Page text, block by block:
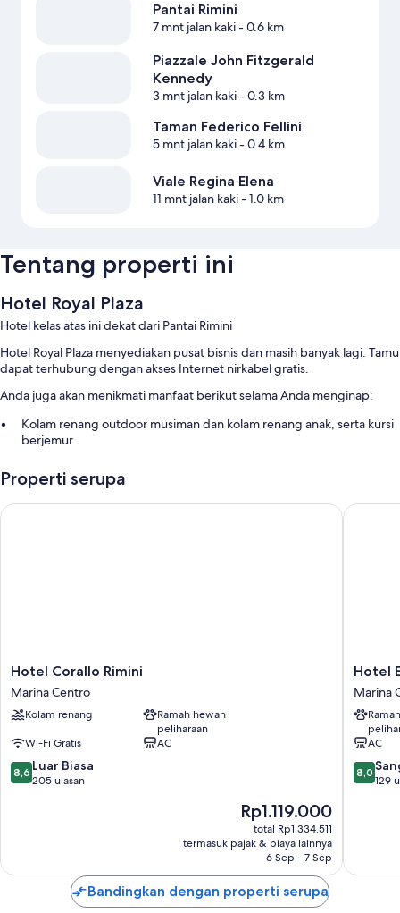
Pantai Rimini
7 mnt jalan kaki- 0.6 km
Piazzale John Fitzgerald
Kennedy
3 mnt jalan kaki- 0.3 km
Taman Federico Fellini
5 mnt jalan kaki- 0.4 km
Viale Regina Elena
11 mnt jalan kaki- 1.0 km
Tentang properti ini
Hotel Royal Plaza
Hotel kelas atas ini dekat dari Pantai Rimini
Hotel Royal Plaza menyediakan pusat bisnis dan masih banyak lagi. Tamu
dapat terhubung dengan akses Internet nirkabel gratis.
Anda juga akan menikmati manfaat berikut selama Anda menginap:
Kolam renang outdoor musiman dan kolam renang anak, serta kursi
berjemur
properti bebas-rokok
Resepsionis 24 jam, furnitur outdoor, dan aula perjamuan
Properti serupa
Hotel
Corallo
Rimini
Marina
Hotel Corallo Rimini
Marina Centro
Kolam renang
Ramah hewan
peliharaan
Wi-Fi Gratis
AC
8.6
dari
8,6 Luar Biasa
205 ulasan
Harga
sekarang
Rp1.119.000
Rp1.119.000
total Rp1.334.511
termasuk pajak & biaya lainnya
6 Sep - 7 Sep
Hotel Corallo Rimini
Hotel
Esedra
Marina
Centro
Hotel
Marina
AC
8.0
dari
8,0
129
Hotel
Bandingkan dengan properti serupa